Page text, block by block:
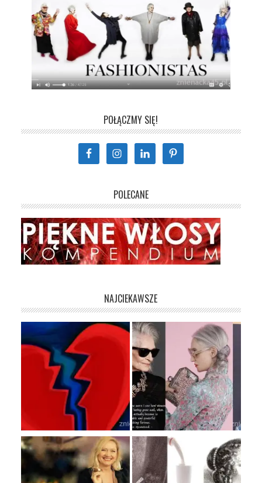
POŁĄCZMY SIĘ!
POLECANE
NAJCIEKAWSZE